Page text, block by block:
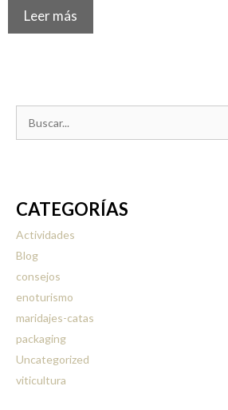
Leer más
CATEGORÍAS
Actividades
Blog
consejos
enoturismo
maridajes-catas
packaging
Uncategorized
viticultura